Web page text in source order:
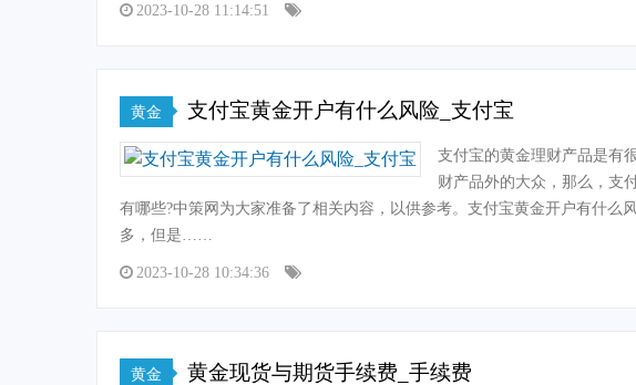
2023-10-28 11:14:51
黄金 支付宝黄金开户有什么风险_支付宝
支付宝的黄金理财产品是有
财产品外的大众，那么，支
有哪些?中策网为大家准备了相关内容，以供参考。支付宝黄金开户有什么
多，但是……
2023-10-28 10:34:36
黄金 黄金现货与期货手续费_手续费